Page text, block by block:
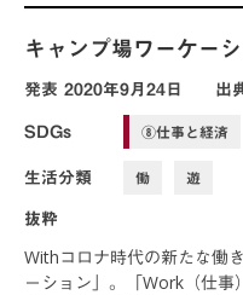
キャンプ場ワーケー
発表 2020年9月24日 出
SDGs ⑧仕事と経済
生活分類 働 遊
抜粋
Withコロナ時代の新たな働
ーション」。「Work（仕